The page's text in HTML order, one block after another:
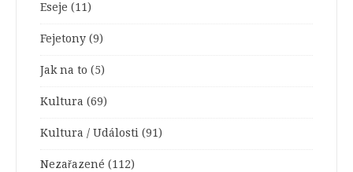
Eseje (11)
Fejetony (9)
Jak na to (5)
Kultura (69)
Kultura / Události (91)
Nezařazené (112)